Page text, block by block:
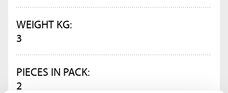
WEIGHT KG:
3
PIECES IN PACK:
2